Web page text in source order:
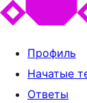
Профиль
Начатые
Ответы